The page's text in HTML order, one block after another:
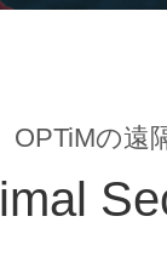
OPTiMの遠